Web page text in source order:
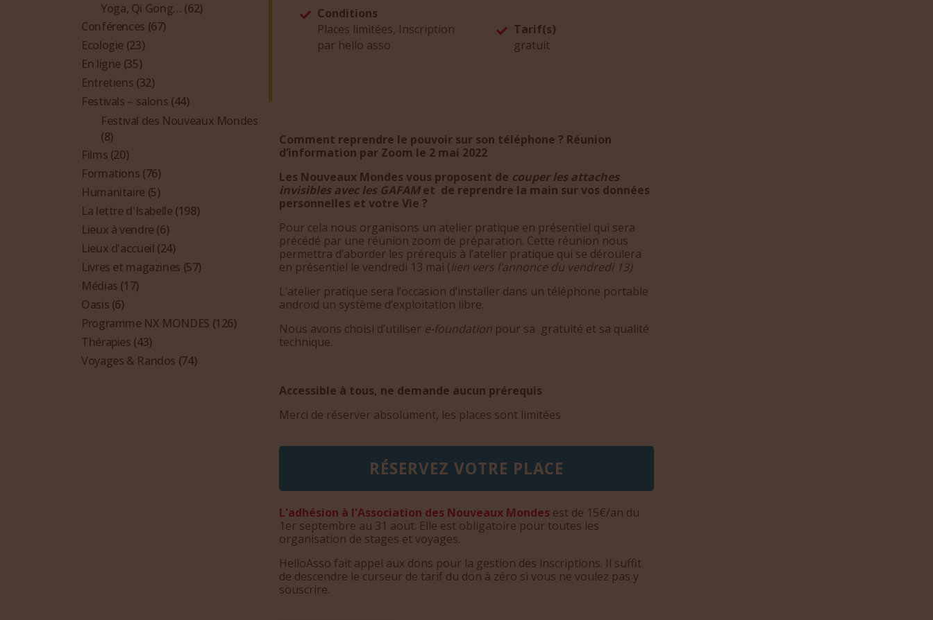
Conditions
Places limitées, Inscription
par hello asso
Tarif(s)
gratuit
Comment reprendre le pouvoir sur son téléphone ? Réunion
d’information par Zoom le 2 mai 2022
Les Nouveaux Mondes vous proposent de couper les attaches
invisibles avec les GAFAMet de reprendre la main sur vos données
personnelles et votre Vie ?
Pour cela nous organisons un atelier pratique en présentiel qui sera
précédé par une réunion zoom de préparation. Cette réunion nous
permettra d’aborder les prérequis à l’atelier pratique qui se déroulera
en présentiel le vendredi 13 mai (lien vers l’annonce du vendredi 13)
L’atelier pratique sera l’occasion d’installer dans un téléphone portable
androïd un système d’exploitation libre.
Nous avons choisi d’utiliser e-foundation pour sa gratuité et sa qualité
technique.
Accessible à tous, ne demande aucun prérequis
Merci de réserver absolument, les places sont limitées
RÉSERVEZ VOTRE PLACE
L'adhésion à l'Association des Nouveaux Mondes est de 15€/an du
1er septembre au 31 aout. Elle est obligatoire pour toutes les
organisation de stages et voyages.
HelloAsso fait appel aux dons pour la gestion des inscriptions. Il suffit
de descendre le curseur de tarif du don à zéro si vous ne voulez pas y
souscrire.
Yoga, Qi Gong… (62)
Conférences (67)
Ecologie (23)
En ligne (35)
Entretiens (32)
Festivals – salons (44)
Festival des Nouveaux Mondes
(8)
Films (20)
Formations (76)
Humanitaire (5)
La lettre d'Isabelle (198)
Lieux à vendre (6)
Lieux d'accueil (24)
Livres et magazines (57)
Médias (17)
Oasis (6)
Programme NX MONDES (126)
Thérapies (43)
Voyages & Randos (74)